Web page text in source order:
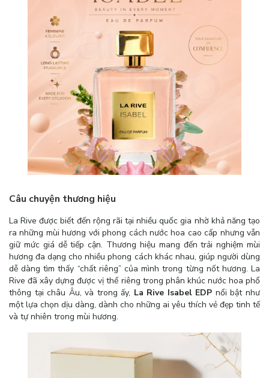
Câu chuyện thương hiệu
La Rive được biết đến rộng rãi tại nhiều quốc gia nhờ khả năng tạo
ra những mùi hương với phong cách nước hoa cao cấp nhưng vẫn
giữ mức giá dễ tiếp cận. Thương hiệu mang đến trải nghiệm mùi
hương đa dạng cho nhiều phong cách khác nhau, giúp người dùng
dễ dàng tìm thấy “chất riêng” của mình trong từng nốt hương. La
Rive đã xây dựng được vị thế riêng trong phân khúc nước hoa phổ
thông tại châu Âu, và trong ấy, La Rive Isabel EDP nổi bật như
một lựa chọn dịu dàng, dành cho những ai yêu thích vẻ đẹp tinh tế
và tự nhiên trong mùi hương.